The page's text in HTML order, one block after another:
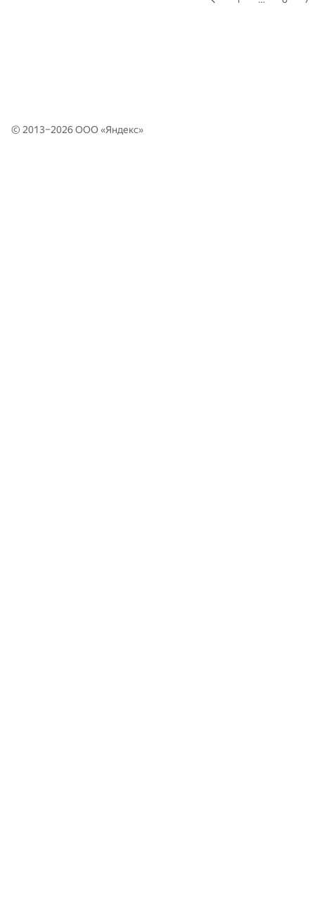
© 2013–2026 ООО «Яндекс»